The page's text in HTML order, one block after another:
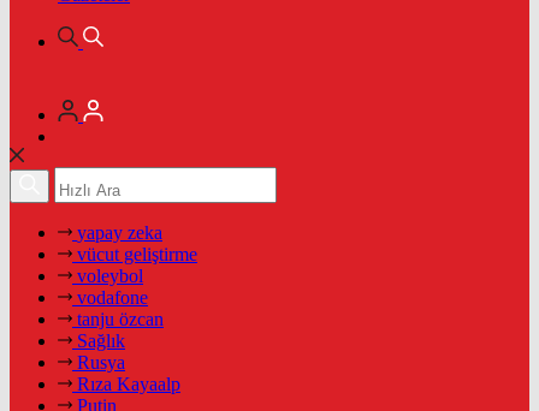
yapay zeka
vücut geliştirme
voleybol
vodafone
tanju özcan
Sağlık
Rusya
Rıza Kayaalp
Putin